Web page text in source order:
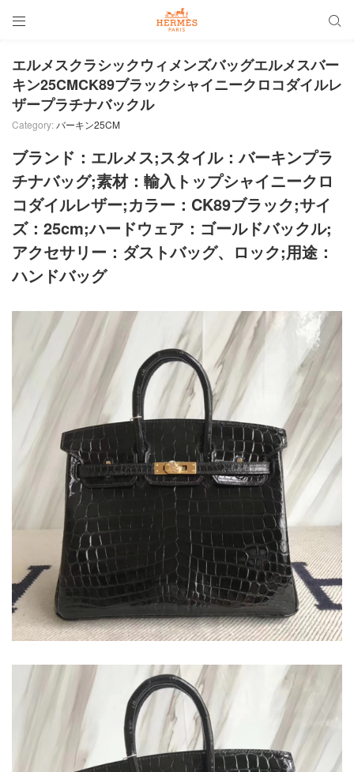
 
エルメスクラシックウィメンズバッグエルメスバー
キン25CMCK89ブラックシャイニークロコダイルレ
ザープラチナバックル
Category:バーキン25CM
ブランド：エルメス;スタイル：バーキンプラ
チナバッグ;素材：輸入トップシャイニークロ
コダイルレザー;カラー：CK89ブラック;サイ
ズ：25cm;ハードウェア：ゴールドバックル;
アクセサリー：ダストバッグ、ロック;用途：
ハンドバッグ